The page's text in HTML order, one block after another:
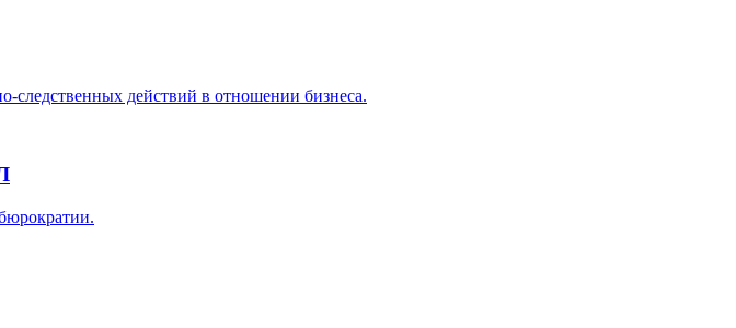
следственных действий в отношении бизнеса.